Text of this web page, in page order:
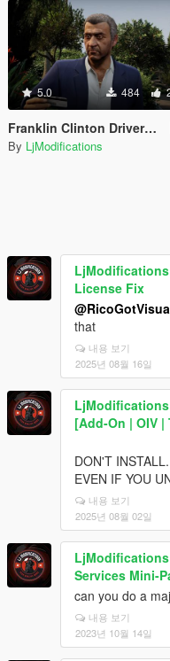
5.0 484
Franklin Clinton Drivers License Fix
By LjModifications
LjModifications
License Fix
that
내용 보기
2025년 08월 16일
LjModifications
[Add-On | OIV
DON'T
EVEN IF YOU
내용 보기
2025년 08월 02일
LjModifications
Services Mini-
can you do a
내용 보기
2023년 10월 14일